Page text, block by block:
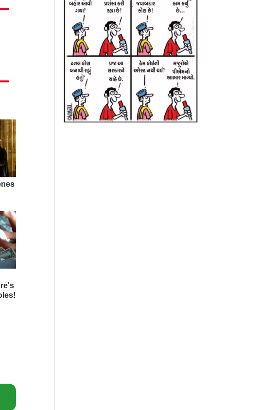
અકાસા એરે ચોથી વર્ષગાંઠ
`અકાસા એલિવેટ` લૉન્ચ
રિઝર્વ બૅન્કે વ્યાજદર
જાળવી રાખ્યો, બજાર
પ્રારંભિક ઘટાડા બાદ ૨૬૬
પૉઇન્ટ અપ